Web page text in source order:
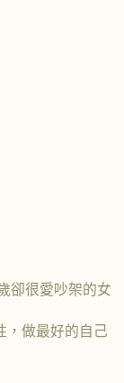
卻很愛吵架的女
，做最好的自己